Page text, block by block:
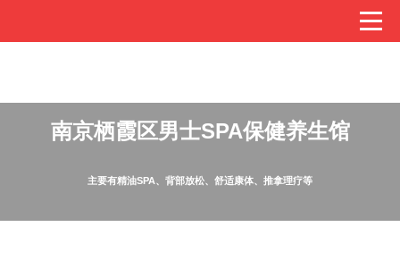
南京栖霞区男士SPA保健养生馆
主要有精油SPA、背部放松、舒适康体、推拿理疗等